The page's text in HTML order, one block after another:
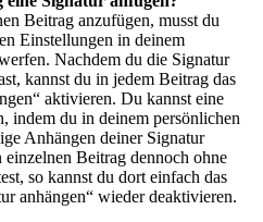
Beitrag anzufügen, musst du
Einstellungen in deinem
Nachdem du die Signatur
kannst du in jedem Beitrag das
aktivieren. Du kannst eine
indem du in deinem persönlichen
Anhängen deiner Signatur
Beitrag dennoch ohne
so kannst du dort einfach das
anhängen“ wieder deaktivieren.